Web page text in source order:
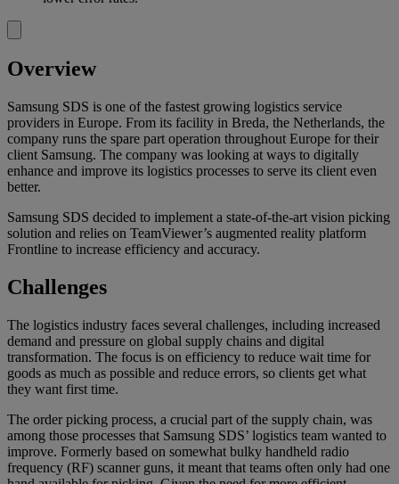
Overview
Samsung SDS is one of the fastest growing logistics service
providers in Europe. From its facility in Breda, the Netherlands, the
company runs the spare part operation throughout Europe for their
client Samsung. The company was looking at ways to digitally
enhance and improve its logistics processes to serve its client even
better.
Samsung SDS decided to implement a state-of-the-art vision picking
solution and relies on TeamViewer’s augmented reality platform
Frontline to increase efficiency and accuracy.
Challenges
The logistics industry faces several challenges, including increased
demand and pressure on global supply chains and digital
transformation. The focus is on efficiency to reduce wait time for
goods as much as possible and reduce errors, so clients get what
they want first time.
The order picking process, a crucial part of the supply chain, was
among those processes that Samsung SDS’ logistics team wanted to
improve. Formerly based on somewhat bulky handheld radio
frequency (RF) scanner guns, it meant that teams often only had one